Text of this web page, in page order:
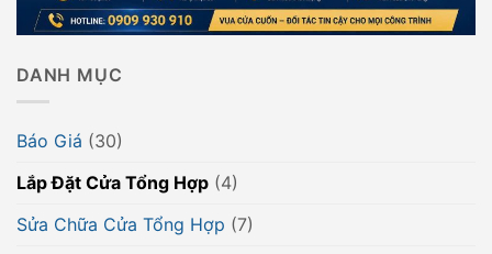
DANH MỤC
Báo Giá (30)
Lắp Đặt Cửa Tổng Hợp (4)
Sửa Chữa Cửa Tổng Hợp (7)